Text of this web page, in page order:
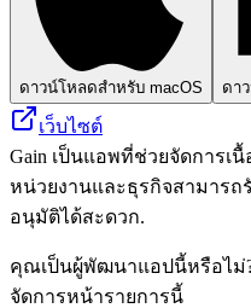
ดาวน์โหลดสำหรับ macOS ดา
เว็บไซต์
Gain เป็นแอพที่ช่วยจัดการเ
หน่วยงานและธุรกิจสามารถ
อนุมัติได้สะดวก.
คุณเป็นผู้พัฒนาแอปนี้หรือไม่
จัดการหน้ารายการนี้